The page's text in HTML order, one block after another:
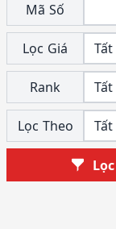
Mã Số
Lọc Giá
Rank
Lọc Theo
Lọc